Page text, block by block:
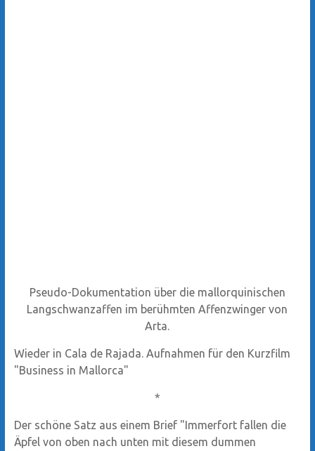
Pseudo-Dokumentation über die mallorquinischen
Langschwanzaffen im berühmten Affenzwinger von
Arta.
Wieder in Cala de Rajada. Aufnahmen für den Kurzfilm
"Business in Mallorca"
*
Der schöne Satz aus einem Brief "Immerfort fallen die
Äpfel von oben nach unten mit diesem dummen